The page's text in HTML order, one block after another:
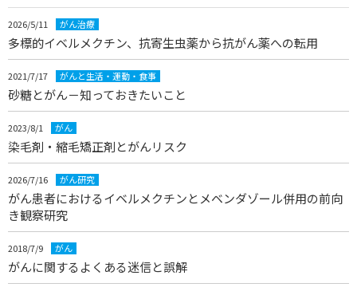
2026/5/11 がん治療
多標的イベルメクチン、抗寄生虫薬から抗がん薬への転用
2021/7/17 がんと生活・運動・食事
砂糖とがん－知っておきたいこと
2023/8/1 がん
染毛剤・縮毛矯正剤とがんリスク
2026/7/16 がん研究
がん患者におけるイベルメクチンとメベンダゾール併用の前向
き観察研究
2018/7/9 がん
がんに関するよくある迷信と誤解